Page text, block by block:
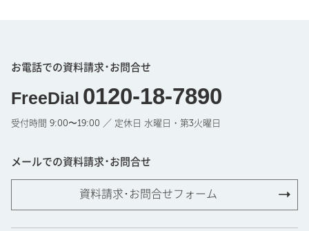
お電話での資料請求･お問合せ
FreeDial 0120-18-7890
受付時間 9:00〜19:00 ／ 定休日 水曜日・第3火曜日
メールでの資料請求･お問合せ
資料請求･お問合せフォーム